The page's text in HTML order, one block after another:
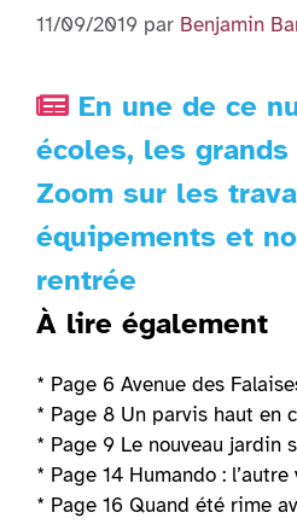
11/09/2019 par Benjamin
En une de ce
écoles, les grands
Zoom sur les
équipements et
rentrée
À lire également
* Page 6 Avenue des
* Page 8 Un parvis haut en
* Page 9 Le nouveau jardin
* Page 14 Humando :
* Page 16 Quand été rime